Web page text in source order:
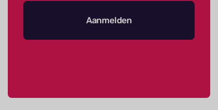
Aanmelden